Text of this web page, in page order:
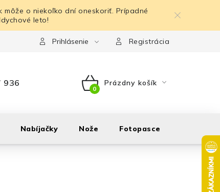
môže o niekoľko dní oneskoriť. Prípadné
leto!
Prihlásenie Registrácia
936
NÁKUPNÝ
Prázdny košík
Nabíjačky Nože Fotopasce